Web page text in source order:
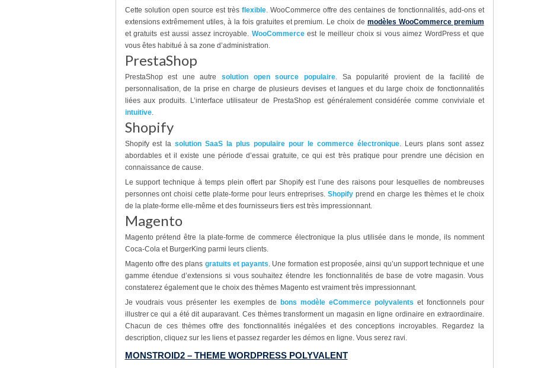
Cette solution open source est très flexible. WooCommerce offre des centaines de fonctionnalités, add-ons et
extensions extrêmement utiles, à la fois gratuites et premium. Le choix de modèles WooCommerce premium
et gratuits est aussi assez incroyable. WooCommerceest le meilleur choix si vous aimez WordPress et que
vous êtes habitué à sa zone d’administration.
PrestaShop
PrestaShop est une autresolution open source populaire. Sa popularité provient de la facilité de
personnalisation, de la prise en charge de plusieurs devises et langues et du large choix de fonctionnalités
liées aux produits. L’interface utilisateur de PrestaShop est généralement considérée comme conviviale et
intuitive.
Shopify
Shopify est lasolution SaaS la plus populaire pour le commerce électronique. Leurs plans sont assez
abordables et il existe une période d’essai gratuite, ce qui est très pratique pour prendre une décision en
connaissance de cause.
Le support technique à temps plein offert par Shopify est l’une des raisons pour lesquelles de nombreuses
personnes ont choisi cette plate-forme pour leurs entreprises. Shopify prend en charge les thèmes et le choix
de la plate-forme elle-même et des fournisseurs tiers est très impressionnant.
Magento
Magento prétend être la plate-forme de commerce électronique la plus utilisée dans le monde, ils nomment
Coca-Cola et BurgerKing parmi leurs clients.
Magento offre des plans gratuits et payants. Une formation est proposée, ainsi qu’un support technique et une
gamme étendue d’extensions si vous souhaitez étendre les fonctionnalités de base de votre magasin. Vous
constaterez également que le choix des thèmes Magento est vraiment très impressionnant.
Je voudrais vous présenter les exemples de bons modèle eCommerce polyvalents et fonctionnels pour
illustrer ce qui a été dit auparavant. Ces thèmes transforment un magasin en ligne ordinaire en extraordinaire.
Chacun de ces thèmes offre des fonctionnalités inégalées et des conceptions incroyables. Regardez la
description, cliquez sur les liens et passez regarder les démos en ligne. Vous serez ravi.
MONSTROID2 – THEME WORDPRESS POLYVALENT